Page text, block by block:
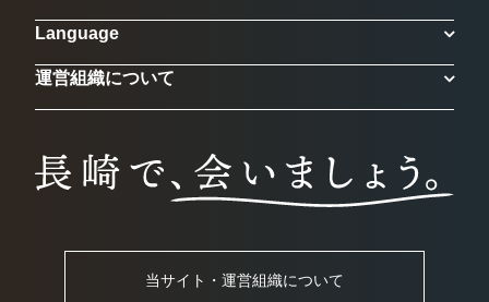
Language
運営組織について
当サイト・運営組織について